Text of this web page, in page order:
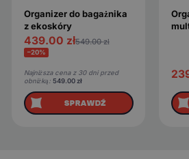
Organizer do bagażnika
z ekoskóry
439.00 zł549.00zł
−20%
Najniższa cena z 30 dni przed
obniżką: 549.00zł
SPRAWDŹ